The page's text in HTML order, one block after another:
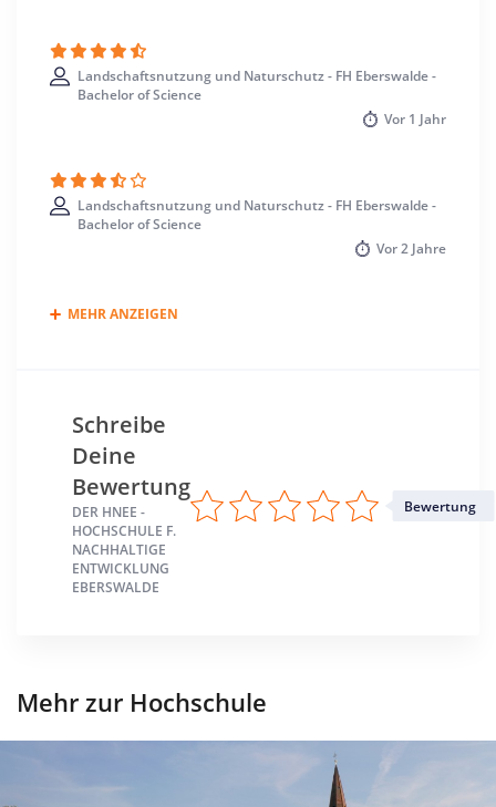
Landschaftsnutzung und Naturschutz - FH Eberswalde -
Bachelor of Science
Vor 1 Jahr
Landschaftsnutzung und Naturschutz - FH Eberswalde -
Bachelor of Science
Vor2 Jahre
MEHR ANZEIGEN
Schreibe
Deine
Bewertung
DER HNEE -
HOCHSCHULE F.
NACHHALTIGE
ENTWICKLUNG
EBERSWALDE
Bewertung
Mehr zur Hochschule